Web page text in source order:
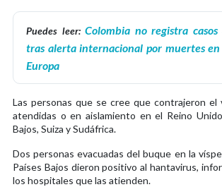
Puedes leer:Colombia no registra
tras alerta internacional por muertes
Europa
Las personas que se cree que contrajeron el
atendidas o en aislamiento en el Reino
Bajos, Suiza y Sudáfrica.
Dos personas evacuadas del buque en la
Países Bajos dieron positivo al hantavirus,
los hospitales que las atienden.